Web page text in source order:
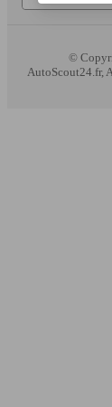
©
AutoScout24.fr,